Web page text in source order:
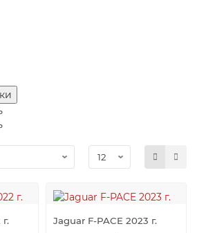
Jaguar F-PACE 2023 г.